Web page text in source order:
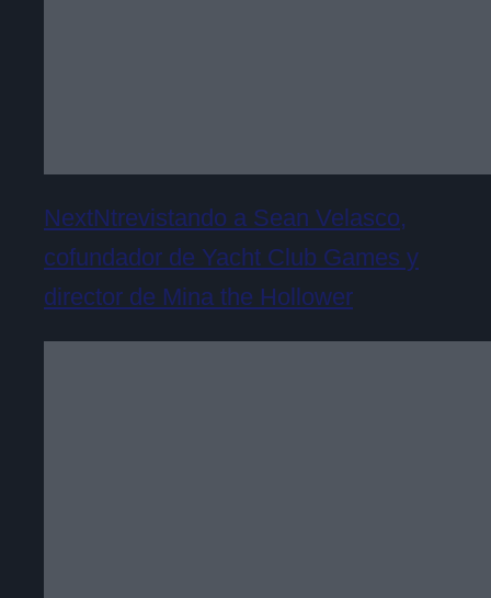
NextNtrevistando a Sean Velasco,
cofundador de Yacht Club Games y
director de Mina the Hollower